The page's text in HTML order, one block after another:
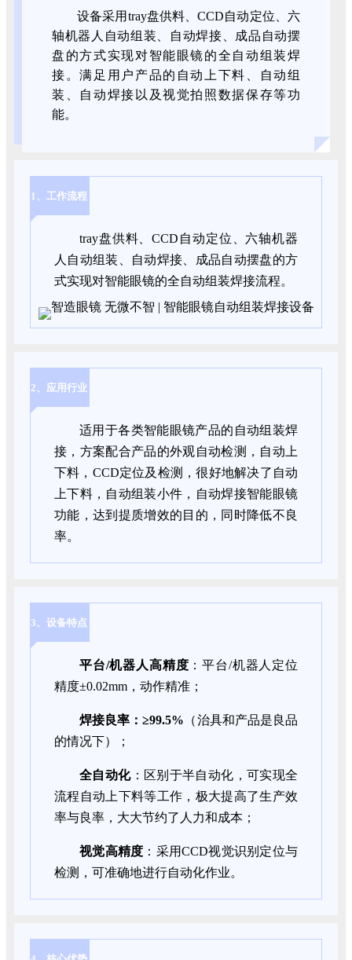
设备采用tray盘供料、CCD自动定位、六
轴机器人自动组装、自动焊接、成品自动摆
盘的方式实现对智能眼镜的全自动组装焊
接。满足用户产品的自动上下料、自动组
装、自动焊接以及视觉拍照数据保存等功
能。
1、工作流程
tray盘供料、CCD自动定位、六轴机器
人自动组装、自动焊接、成品自动摆盘的方
式实现对智能眼镜的全自动组装焊接流程。
2、应用行业
适用于各类智能眼镜产品的自动组装焊
接，方案配合产品的外观自动检测，自动上
下料，CCD定位及检测，很好地解决了自动
上下料，自动组装小件，自动焊接智能眼镜
功能，达到提质增效的目的，同时降低不良
率。
3、设备特点
平台/机器人高精度 ：平台/机器人定位
精度±0.02mm，动作精准；
焊接良率：≥99.5% （治具和产品是良品
的情况下）；
全自动化：区别于半自动化，可实现全
流程自动上下料等工作，极大提高了生产效
率与良率，大大节约了人力和成本；
视觉高精度 ：采用CCD视觉识别定位与
检测，可准确地进行自动化作业。